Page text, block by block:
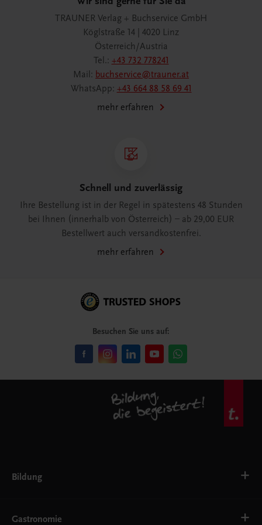
TRAUNER Verlag + Buchservice GmbH
Köglstraße 14 | 4020 Linz
Österreich/Austria
Tel.: +43 732 778241
Mail: buchservice@trauner.at
WhatsApp: +43 664 88 58 69 41
mehr erfahren
Schnell und zuverlässig
Ihre Bestellung ist in der Regel in spätestens 48 Stunden
bei Ihnen (innerhalb von Österreich) – ab 29,00 EUR
Bestellwert auch versandkostenfrei.
mehr erfahren
Besuchen Sie uns auf:
Bildung
Ernährung
Gastronomie